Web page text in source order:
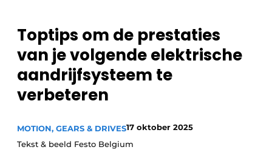
Vacature aanmelden
Vacatures
Video’s
Toptips om de prestaties
van je volgende elektrische
aandrijfsysteem te
verbeteren
MOTION, GEARS & DRIVES17 oktober 2025
Tekst & beeld Festo Belgium